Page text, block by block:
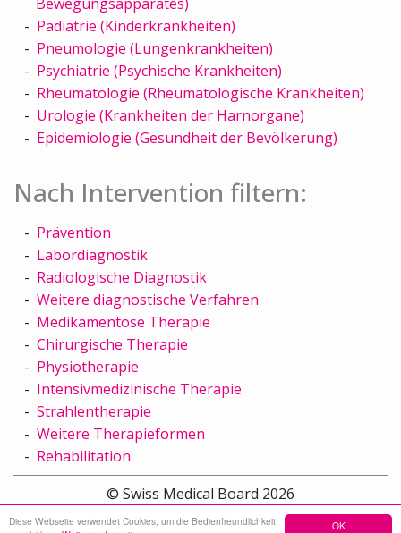
OK
Diese Webseite verwendet Cookies, um die Bedienfreundlichkeit
Pädiatrie (Kinderkrankheiten)
Pneumologie (Lungenkrankheiten)
Psychiatrie (Psychische Krankheiten)
Rheumatologie (Rheumatologische Krankheiten)
Urologie (Krankheiten der Harnorgane)
Epidemiologie (Gesundheit der Bevölkerung)
Nach Intervention filtern:
Prävention
Labordiagnostik
Radiologische Diagnostik
Weitere diagnostische Verfahren
Medikamentöse Therapie
Chirurgische Therapie
Physiotherapie
Intensivmedizinische Therapie
Strahlentherapie
Weitere Therapieformen
Rehabilitation
© Swiss Medical Board 2026